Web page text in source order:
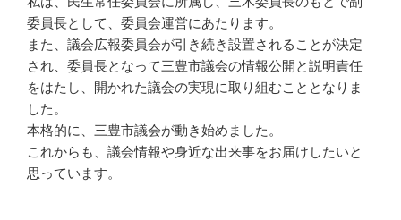
委員長として、委員会運営にあたります。
また、議会広報委員会が引き続き設置されることが決定
され、委員長となって三豊市議会の情報公開と説明責任
をはたし、開かれた議会の実現に取り組むこととなりま
した。
本格的に、三豊市議会が動き始めました。
これからも、議会情報や身近な出来事をお届けしたいと
思っています。